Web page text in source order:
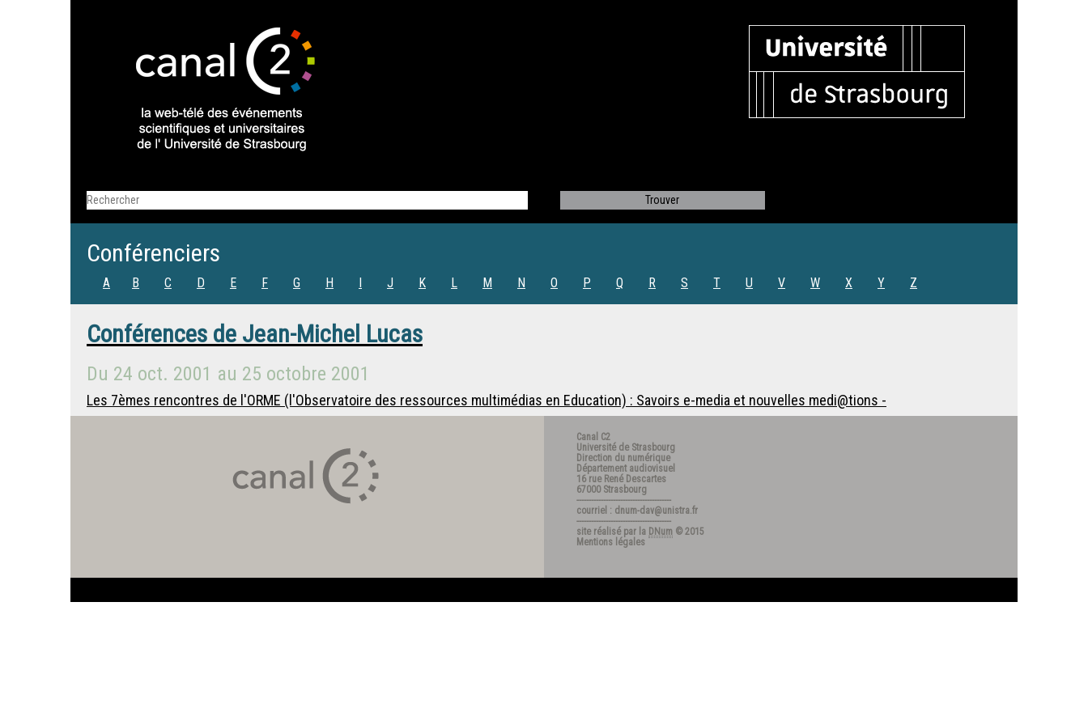
Conférenciers
A B C D E F G H I J K L M N O P Q R S T U V W X Y Z
Conférences de Jean-Michel Lucas
Du 24 oct. 2001 au 25 octobre 2001
Les 7èmes rencontres de l'ORME (l'Observatoire des ressources multimédias en Education) : Savoirs e-media et nouvelles medi@tions -
Canal C2
Université de Strasbourg
Direction du numérique
Département audiovisuel
16 rue René Descartes
67000 Strasbourg
---------------------------------------
courriel : dnum-dav@unistra.fr
---------------------------------------
site réalisé par la DNum © 2015
Mentions légales